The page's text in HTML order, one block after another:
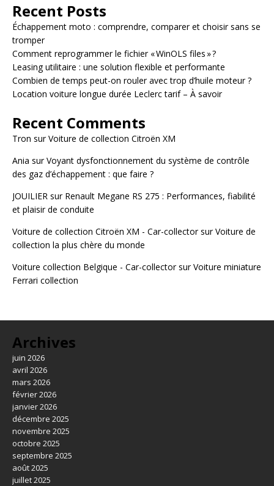
Recent Posts
Échappement moto : comprendre, comparer et choisir sans se
tromper
Comment reprogrammer le fichier « WinOLS files » ?
Leasing utilitaire : une solution flexible et performante
Combien de temps peut-on rouler avec trop d’huile moteur ?
Location voiture longue durée Leclerc tarif – À savoir
Recent Comments
Tron surVoiture de collection Citroën XM
Ania surVoyant dysfonctionnement du système de contrôle
des gaz d’échappement : que faire ?
JOUILIER sur Renault Megane RS 275 : Performances, fiabilité
et plaisir de conduite
Voiture de collection Citroën XM - Car-collectorsurVoiture de
collection la plus chère du monde
Voiture collection Belgique - Car-collectorsurVoiture miniature
Ferrari collection
Archives
juin 2026
avril 2026
mars 2026
février 2026
janvier 2026
décembre 2025
novembre 2025
octobre 2025
septembre 2025
août 2025
juillet 2025